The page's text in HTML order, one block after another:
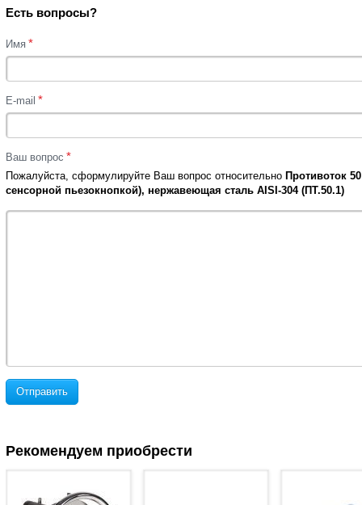
Есть вопросы?
Имя *
E-mail *
Ваш вопрос *
Пожалуйста, сформулируйте Ваш вопрос относительно Противоток
сенсорной пьезокнопкой), нержавеющая сталь AISI-304 (ПТ.50.1)
Отправить
Рекомендуем приобрести